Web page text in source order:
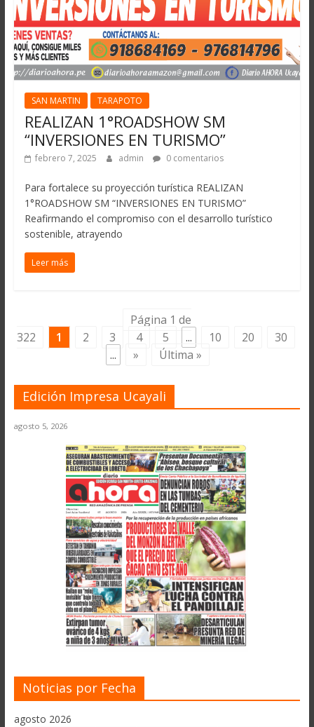
SAN MARTIN TARAPOTO
REALIZAN 1°ROADSHOW SM
“INVERSIONES EN TURISMO”
febrero 7, 2025 admin 0 comentarios
Para fortalece su proyección turística REALIZAN
1°ROADSHOW SM “INVERSIONES EN TURISMO”
Reafirmando el compromiso con el desarrollo turístico
sostenible, atrayendo
Leer más
Página 1 de
322
1 2 3 4 5 ... 10 20
30
...
» Última »
Edición Impresa Ucayali
agosto 5, 2026
Noticias por Fecha
agosto 2026